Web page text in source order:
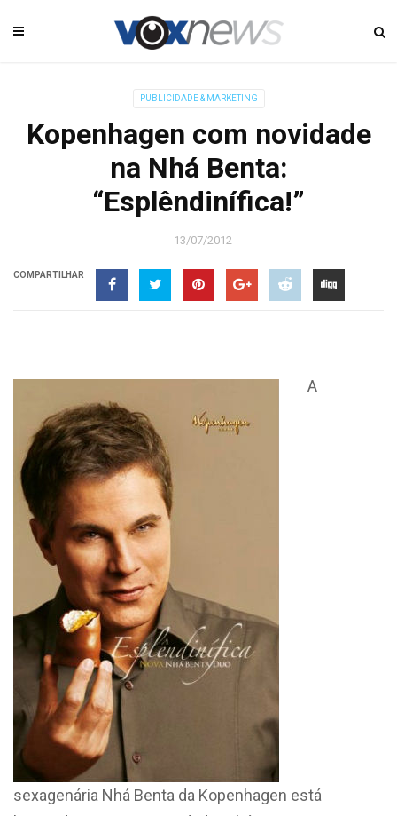
PUBLICIDADE & MARKETING
Kopenhagen com novidade
na Nhá Benta:
“Esplêndinífica!”
13/07/2012
COMPARTILHAR
A
sexagenária Nhá Benta da Kopenhagen está